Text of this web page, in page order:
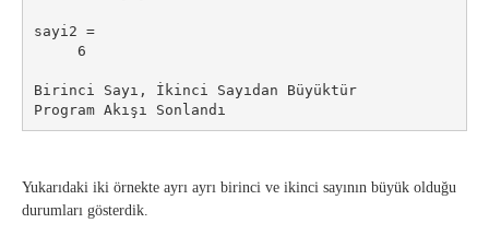
sayi2 =
6
Birinci Sayı, İkinci Sayıdan Büyüktür
Program Akışı Sonlandı
Yukarıdaki iki örnekte ayrı ayrı birinci ve ikinci sayının büyük olduğu
durumları gösterdik.